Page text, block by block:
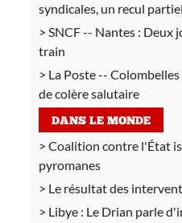
syndicales, un recul
SNCF -- Nantes : Deux
train
La Poste -- Colombelles
de colère salutaire
DANS LE MONDE
Coalition contre l'État
pyromanes
Le résultat des
Libye : Le Drian parle